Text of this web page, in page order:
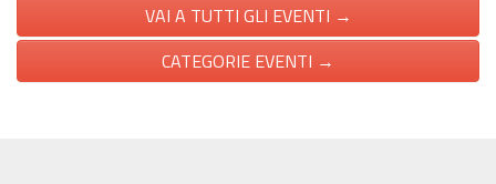
VAI A TUTTI GLI EVENTI →
CATEGORIE EVENTI →